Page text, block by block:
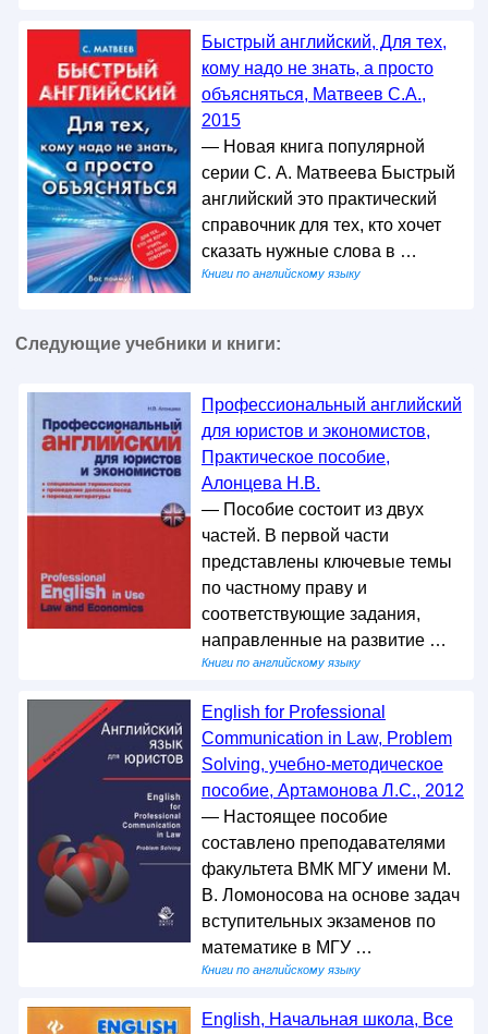
Быстрый английский, Для тех,
кому надо не знать, а просто
объясняться, Матвеев С.А.,
2015
— Новая книга популярной
серии С. А. Матвеева Быстрый
английский это практический
справочник для тех, кто хочет
сказать нужные слова в …
Книги по английскому языку
Следующие учебники и книги:
Профессиональный английский
для юристов и экономистов,
Практическое пособие,
Алонцева Н.В.
— Пособие состоит из двух
частей. В первой части
представлены ключевые темы
по частному праву и
соответствующие задания,
направленные на развитие …
Книги по английскому языку
English for Professional
Communication in Law, Problem
Solving, учебно-методическое
пособие, Артамонова Л.С., 2012
— Настоящее пособие
составлено преподавателями
факультета ВМК МГУ имени М.
В. Ломоносова на основе задач
вступительных экзаменов по
математике в МГУ …
Книги по английскому языку
English, Начальная школа, Все